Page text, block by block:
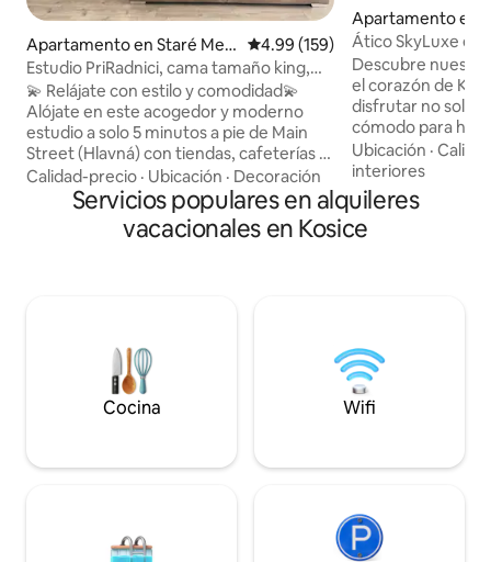
Apartamento en Staré Mest
o
Calificación promedio: 4.99 de
4.99 (159)
Estudio PriRadnici, cama tamaño king,
aire acondicionado y aparcamiento
gratuito
💫 Relájate con estilo y comodidad💫
Alójate en este acogedor y moderno
estudio a solo 5 minutos a pie de Main
Street (Hlavná) con tiendas, cafeterías y
restaurantes. 📅 ¡Reserva tu estadía hoy
mismo! 🚀 ✨ Características: 🛌 Cama
tamaño king (180x200 cm) para la
máxima comodidad 💻 Espacio de
cajero automático a 1 minuto Estaciones
🚉 de autobús/tren a 25 minutos a pie/a 5
minutos en coche ✈️ Aeropuerto a 15
Calidad-precio · Ubicación · Decoración
Apartamento en
Ático SkyLuxe en
Descubre
el corazón de
disfrutar no solo
cómodo para
también de
jacuzzi y sauna.
permitirá
todo su
vista de su centro. La sauna, la bañera
alojamiento. ¡Esperamos su visita y
estaremos
experiencia
hermosa ciudad!
Ubicación ·
interiores
Servicios populares en alquileres
vacacionales en Kosice
Cocina Wifi